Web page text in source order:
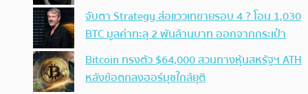
จับตา Strategy ส่อแววเทขายรอบ 4 ? โอน 1,030
BTC มูลค่าทะลุ 2 พันล้านบาท ออกจากกระเป๋า
Bitcoin ทรงตัว $64,000 สวนทางหุ้นสหรัฐฯ ATH
หลังข้อตกลงฮอร์มุซใกล้ยุติ